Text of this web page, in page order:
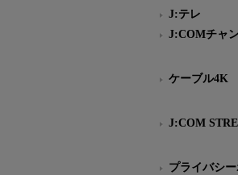
J:テレ
J:COMチャ
ケーブル4K
J:COM
プライバシ